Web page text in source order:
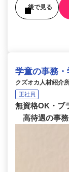
後で見る
学童の事務
クズオカ人材紹介
正社員
無資格OK・ブ
高待遇の事務